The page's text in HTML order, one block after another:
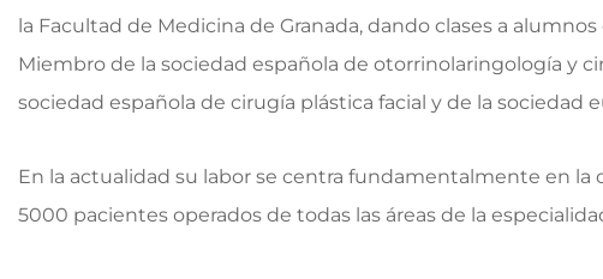
la Facultad de Medicina de Granada, dando clases a
Miembro de la sociedad española de otorrinolaringología y
sociedad española de cirugía plástica facial y de la sociedad
En la actualidad su labor se centra fundamentalmente en
5000 pacientes operados de todas las áreas de la